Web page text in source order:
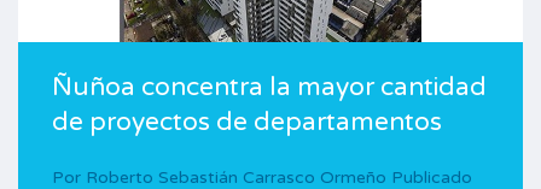
Ñuñoa concentra la mayor cantidad
de proyectos de departamentos
Por Roberto Sebastián Carrasco Ormeño Publicado